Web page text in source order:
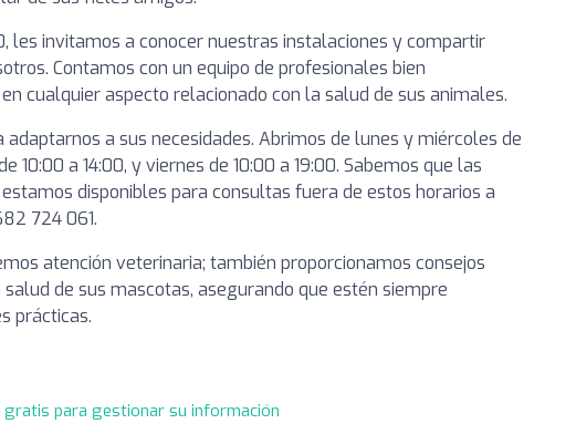
les invitamos a conocer nuestras instalaciones y compartir
Contamos con un equipo de profesionales bien
cualquier aspecto relacionado con la salud de sus animales.
a sus necesidades. Abrimos de lunes y miércoles de
10:00 a 14:00, y viernes de 10:00 a 19:00. Sabemos que las
disponibles para consultas fuera de estos horarios a
724 061.
atención veterinaria; también proporcionamos consejos
de sus mascotas, asegurando que estén siempre
prácticas.
gratis para gestionar su información